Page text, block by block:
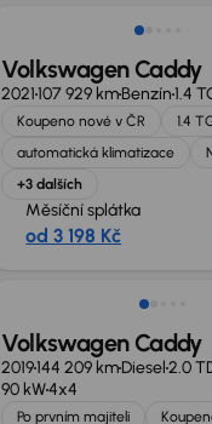
Volkswagen Caddy
2021107 929 kmBenzín1.4
Koupeno nové v ČR
1.4
automatická klimatizace
+3 dalších
Měsíční splátka
od 3 198 Kč
Nově v nabídce
Volkswagen Caddy
2019144 209 kmDiesel2.0
90 kW4x4
Po prvním majiteli